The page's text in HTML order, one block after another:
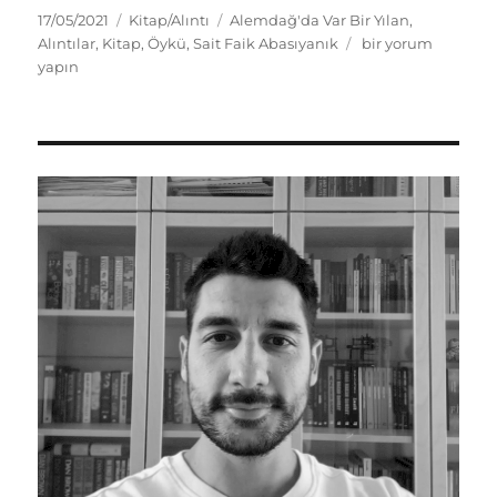
Yayın
tarihi
17/05/2021 Kategoriler
Kitap/Alıntı Etiketler
Alemdağ'da Var Bir Yılan,
Alıntılar, Kitap,Öykü,Sait Faik Abasıyanık
Alemdağ’da
Faik
için
bir yorum
yapın